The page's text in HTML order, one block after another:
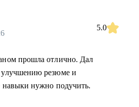
5.0
прошла отлично. Дал
улучшению резюме и
навыки нужно подучить.